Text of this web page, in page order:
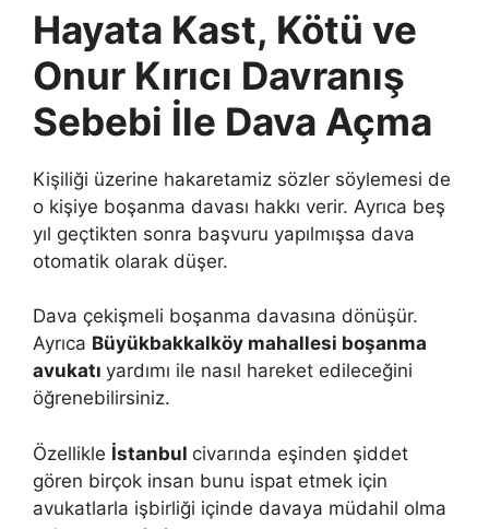
Hayata Kast, Kötü ve
Onur Kırıcı Davranış
Sebebi İle Dava Açma
Kişiliği üzerine hakaretamiz sözler söylemesi de
o kişiye boşanma davası hakkı verir. Ayrıca beş
yıl geçtikten sonra başvuru yapılmışsa dava
otomatik olarak düşer.
Dava çekişmeli boşanma davasına dönüşür.
Ayrıca Büyükbakkalköy mahallesi boşanma
avukatı yardımı ile nasıl hareket edileceğini
öğrenebilirsiniz.
Özellikle İstanbul civarında eşinden şiddet
gören birçok insan bunu ispat etmek için
avukatlarla işbirliği içinde davaya müdahil olma